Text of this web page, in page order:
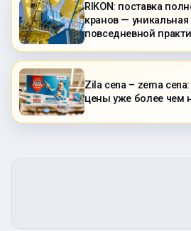
RIKON: поставка
кранов —
повседневной
Zila cena – zema
цены уже более чем